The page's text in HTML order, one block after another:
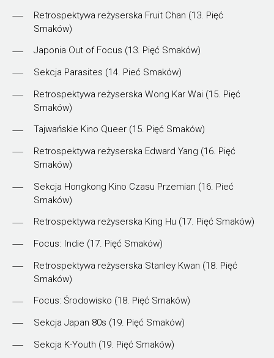
Retrospektywa reżyserska Fruit Chan (13. Pięć
Smaków)
Japonia Out of Focus (13. Pięć Smaków)
Sekcja Parasites (14. Pieć Smaków)
Retrospektywa reżyserska Wong Kar Wai (15. Pięć
Smaków)
Tajwańskie Kino Queer (15. Pięć Smaków)
Retrospektywa reżyserska Edward Yang (16. Pięć
Smaków)
Sekcja Hongkong Kino Czasu Przemian (16. Pieć
Smaków)
Retrospektywa reżyserska King Hu (17. Pięć Smaków)
Focus: Indie (17. Pięć Smaków)
Retrospektywa reżyserska Stanley Kwan (18. Pięć
Smaków)
Focus: Środowisko (18. Pięć Smaków)
Sekcja Japan 80s (19. Pięć Smaków)
Sekcja K-Youth (19. Pięć Smaków)